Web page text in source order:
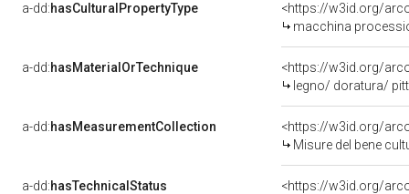
a-dd:hasCulturalPropertyType
<https://w3id.org/
macchina
a-dd:hasMaterialOrTechnique
<https://w3id.org/
legno/ doratura/
a-dd:hasMeasurementCollection
<https://w3id.org/
Misure del bene
a-dd:hasTechnicalStatus
<https://w3id.org/